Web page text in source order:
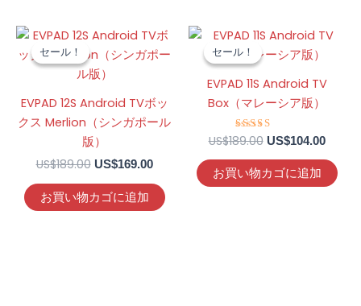
セール！
セール！
EVPAD 12S Android TVボッ
クス Merlion（シンガポール
版）
US$189.00
元
価
格
US$189.00
で
し
た。
US$169.00
現
在
の
は
US$169.00
お買い物カゴに追加
セール！
セール！
EVPAD 11S Android TV
Box（マレーシア版）
5段階中
5.00
の評価
US$189.00
元
格
は
US$189.00
で
し
た。
US$104.00
現
価
格
で
す。
お買い物カゴに追加